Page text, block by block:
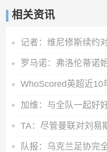
相关资讯